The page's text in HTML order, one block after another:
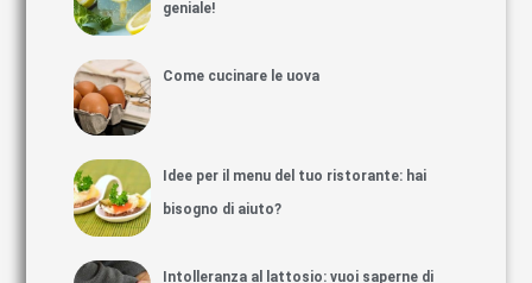
geniale!
Come cucinare le uova
Idee per il menu del tuo ristorante: hai
bisogno di aiuto?
Intolleranza al lattosio: vuoi saperne di